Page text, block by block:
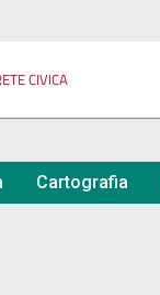
CIVICA
Cartografia